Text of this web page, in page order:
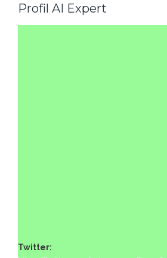
Profil AI Expert
Twitter: